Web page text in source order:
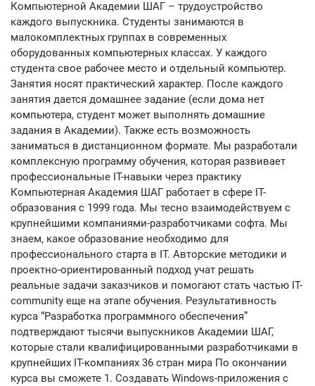
Компьютерной Академии ШАГ – трудоустройство
каждого выпускника. Студенты занимаются в
малокомплектных группах в современных
оборудованных компьютерных классах. У каждого
студента свое рабочее место и отдельный компьютер.
Занятия носят практический характер. После каждого
занятия дается домашнее задание (если дома нет
компьютера, студент может выполнять домашние
задания в Академии). Также есть возможность
заниматься в дистанционном формате. Мы разработали
комплексную программу обучения, которая развивает
профессиональные IT-навыки через практику
Компьютерная Академия ШАГ работает в сфере IT-
образования с 1999 года. Мы тесно взаимодействуем с
крупнейшими компаниями-разработчиками софта. Мы
знаем, какое образование необходимо для
профессионального старта в IT. Авторские методики и
проектно-ориентированный подход учат решать
реальные задачи заказчиков и помогают стать частью IT-
community еще на этапе обучения. Результативность
курса “Разработка программного обеспечения”
подтверждают тысячи выпускников Академии ШАГ,
которые стали квалифицированными разработчиками в
крупнейших IT-компаниях 36 стран мира По окончании
курса вы сможете 1. Создавать Windows-приложения с